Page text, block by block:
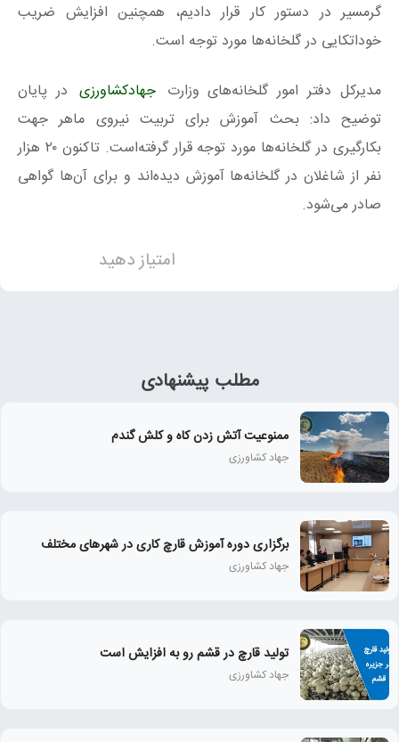
گرمسیر در دستور کار قرار دادیم، همچنین افزایش ضریب
خوداتکایی در گلخانه‌ها مورد توجه است.
مدیرکل دفتر امور گلخانه‌های وزارت جهادکشاورزی در پایان
توضیح داد: بحث آموزش برای تربیت نیروی ماهر جهت
بکارگیری در گلخانه‌ها مورد توجه قرار گرفته‌است. تاکنون ۲۰ هزار
نفر از شاغلان در گلخانه‌ها آموزش دیده‌اند و برای آن‌ها گواهی
صادر می‌شود.
امتیاز دهید
مطلب پیشنهادی
ممنوعیت آتش زدن کاه و کلش گندم
جهاد کشاورزی
برگزاری دوره آموزش قارچ کاری در شهرهای مختلف
جهاد کشاورزی
تولید قارچ در قشم رو به افزایش است
جهاد کشاورزی